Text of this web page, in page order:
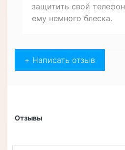
защитить свой
ему немного блеска.
+ Написать отзыв
Отзывы